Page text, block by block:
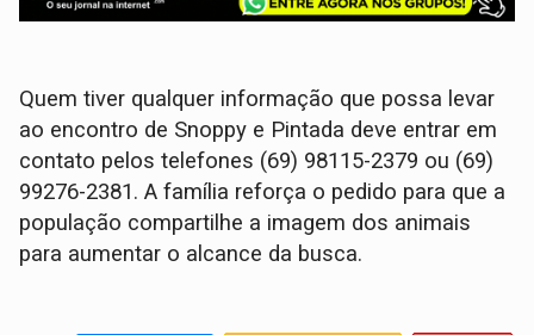
Quem tiver qualquer informação que possa levar
ao encontro de Snoppy e Pintada deve entrar em
contato pelos telefones (69) 98115-2379 ou (69)
99276-2381. A família reforça o pedido para que a
população compartilhe a imagem dos animais
para aumentar o alcance da busca.